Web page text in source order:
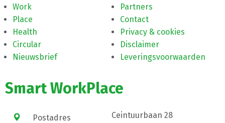
Work
Place
Health
Circular
Nieuwsbrief
Partners
Contact
Privacy & cookies
Disclaimer
Leveringsvoorwaarden
Smart WorkPlace
Postadres
Ceintuurbaan 28